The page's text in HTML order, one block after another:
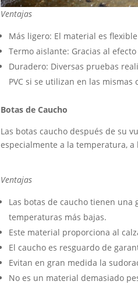
Ventajas
Más ligero: El material es
Termo aislante: Gracias al
Duradero: Diversas pruebas
PVC si se utilizan en las mismas
Botas de Caucho
Las botas caucho después de su
especialmente a la temperatura,
Ventajas
Las botas de caucho tienen
temperaturas más bajas.
Este material proporciona al
El caucho es resguardo de
Evitan en gran medida la
No es un material demasiado